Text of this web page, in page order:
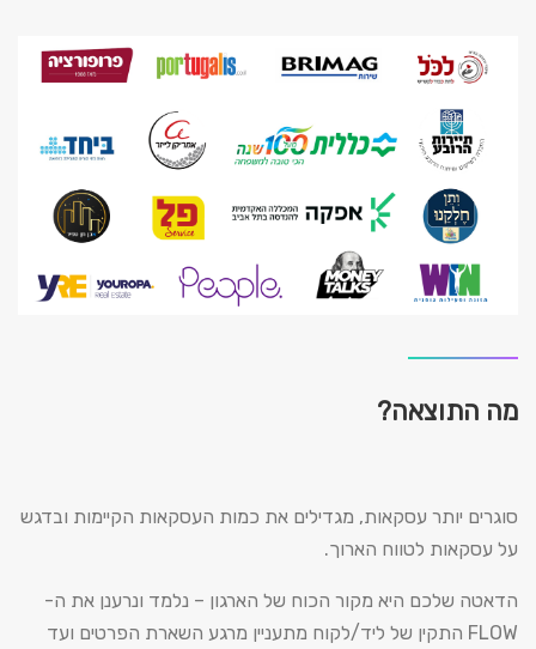
מה התוצאה?
סוגרים יותר עסקאות, מגדילים את כמות העסקאות הקיימות ובדגש
על עסקאות לטווח הארוך.
הדאטה שלכם היא מקור הכוח של הארגון – נלמד ונרענן את ה-
FLOW התקין של ליד/לקוח מתעניין מרגע השארת הפרטים ועד